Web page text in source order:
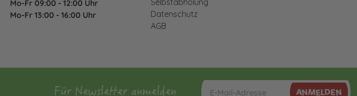
Mo-Fr 09:00 - 12:00 Uhr
Mo-Fr 13:00 - 16:00 Uhr
Selbstabholung
Datenschutz
AGB
Für Newsletter anmelden ANMELDEN